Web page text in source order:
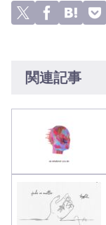
関連記事